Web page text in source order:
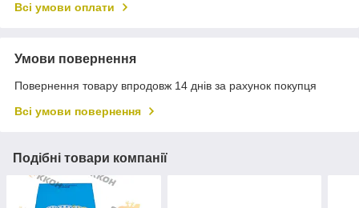
Всі умови оплати
Умови повернення
Повернення товару впродовж 14 днів за рахунок покупця
Всі умови повернення
Подібні товари компанії